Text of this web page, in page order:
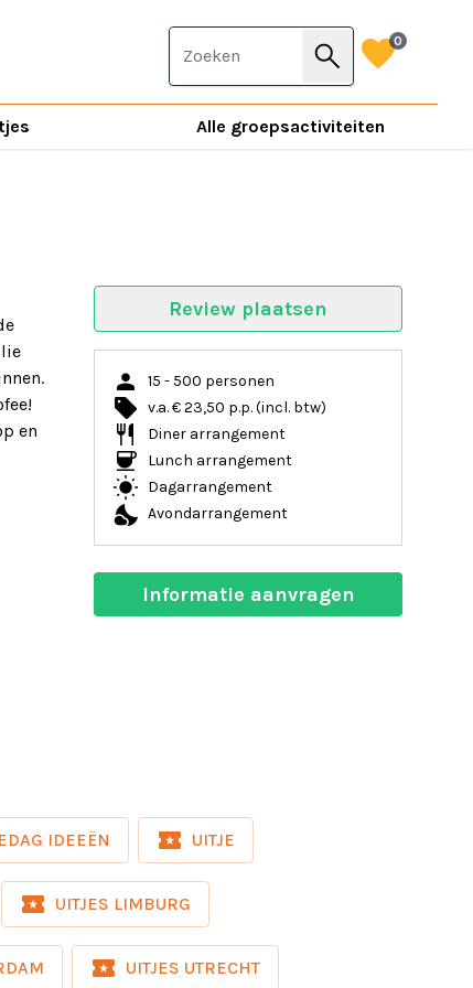
Alle groepsactiviteiten
search favorite0
en
Review plaatsen
person 15 - 500 personen
local_offer v.a. € 23,50 p.p. (incl. btw)
restaurant Diner arrangement
coffee Lunch arrangement
wb_sunny Dagarrangement
nights_stay Avondarrangement
Informatie aanvragen
IDEEËN local_activity UITJE
local_activity UITJES LIMBURG
local_activity UITJES UTRECHT